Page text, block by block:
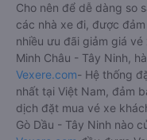
Cho nên để dễ dàng so
các nhà xe đi, được
nhiều ưu đãi giảm giá
Minh Châu - Tây Ninh,
Vexere.com- Hệ thống
nhất tại Việt Nam, đảm
dịch đặt mua vé xe
Gò Dầu - Tây Ninh nào